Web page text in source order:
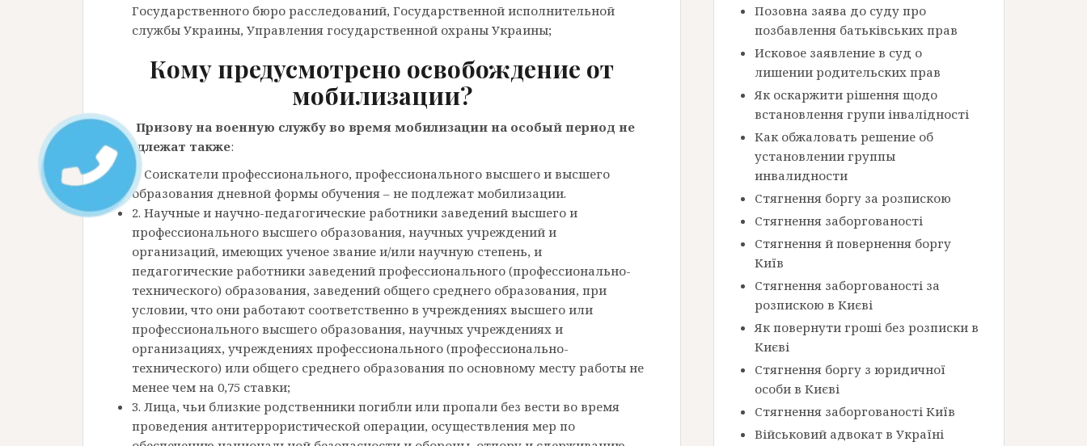
Государственного бюро расследований, Государственной исполнительной
службы Украины, Управления государственной охраны Украины;
Кому предусмотрено освобождение от
мобилизации?
Призову на военную службу во время мобилизации на особый период не
подлежат также:
1. Соискатели профессионального, профессионального высшего и высшего
образования дневной формы обучения – не подлежат мобилизации.
2. Научные и научно-педагогические работники заведений высшего и
профессионального высшего образования, научных учреждений и
организаций, имеющих ученое звание и/или научную степень, и
педагогические работники заведений профессионального (профессионально-
технического) образования, заведений общего среднего образования, при
условии, что они работают соответственно в учреждениях высшего или
профессионального высшего образования, научных учреждениях и
организациях, учреждениях профессионального (профессионально-
технического) или общего среднего образования по основному месту работы не
менее чем на 0,75 ставки;
3. Лица, чьи близкие родственники погибли или пропали без вести во время
проведения антитеррористической операции, осуществления мер по
Позовна заява до суду про
позбавлення батьківських прав
Исковое заявление в суд о
лишении родительских прав
Як оскаржити рішення щодо
встановлення групи інвалідності
Как обжаловать решение об
установлении группы
инвалидности
Стягнення боргу за розпискою
Стягнення заборгованості
Стягнення й повернення боргу
Київ
Стягнення заборгованості за
розпискою в Києві
Як повернути гроші без розписки в
Києві
Стягнення боргу з юридичної
особи в Києві
Стягнення заборгованості Київ
Військовий адвокат в Україні